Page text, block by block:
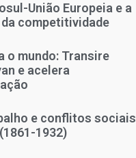
União Europeia e a
competitividade
o mundo: Transire
e acelera
e conflitos sociais
1932)